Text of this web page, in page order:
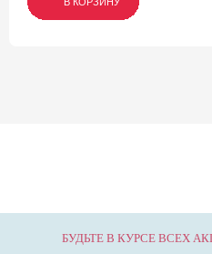
БУДЬТЕ В КУРСЕ ВСЕХ